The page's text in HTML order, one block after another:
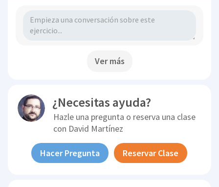
Ver más
¿Necesitas ayuda?
Hazle una pregunta o reserva una clase
con David Martínez
Hacer Pregunta Reservar Clase